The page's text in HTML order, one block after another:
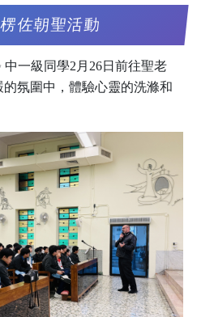
佐朝聖活動
中一級同學2月26日前往聖老
氛圍中，體驗心靈的洗滌和